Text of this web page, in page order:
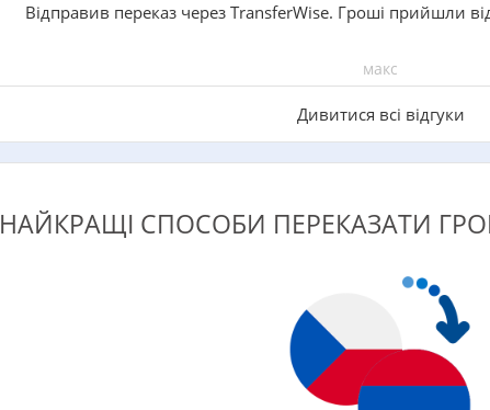
Відправив переказ через TransferWise. Гроші прийшли
макс
Дивитися всі відгуки
НАЙКРАЩІ СПОСОБИ ПЕРЕКАЗАТИ